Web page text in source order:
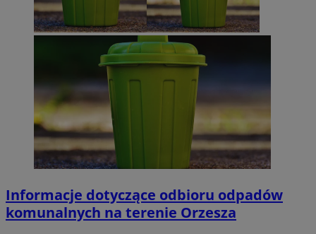
Informacje dotyczące odbioru odpadów
komunalnych na terenie Orzesza